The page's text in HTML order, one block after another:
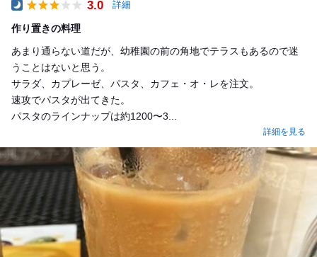
3.0 詳細
作り置きの料理
あまり通らない道だが、幼稚園の前の角地でテラスもあるので迷
うことはないと思う。
サラダ、カプレーゼ、パスタ、カフェ・オ・レを注文。
速攻でパスタが出てきた。
パスタのラインナップは約1200〜3...
詳細を見る